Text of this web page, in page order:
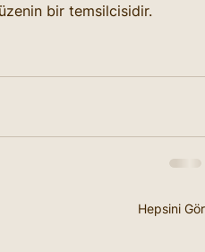
bir temsilcisidir.
Hepsini Gör